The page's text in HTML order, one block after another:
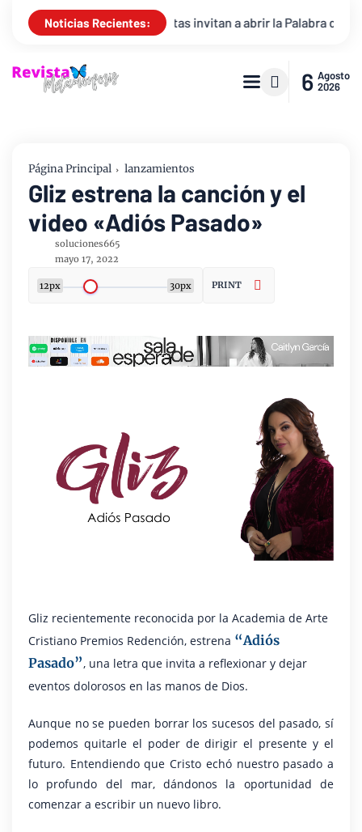
Noticias Recientes:
y atletas invitan a abrir la Palabra de Dios durante el
6 Agosto
2026
Página Principal lanzamientos
Gliz estrena la canción y el
video «Adiós Pasado»
soluciones665
mayo 17, 2022
12px 30px PRINT
Gliz recientemente reconocida por la Academia de Arte
Cristiano Premios Redención, estrena “Adiós
Pasado”, una letra que invita a reflexionar y dejar
eventos dolorosos en las manos de Dios.
Aunque no se pueden borrar los sucesos del pasado, sí
podemos quitarle el poder de dirigir el presente y el
futuro. Entendiendo que Cristo echó nuestro pasado a
lo profundo del mar, dándonos la oportunidad de
comenzar a escribir un nuevo libro.